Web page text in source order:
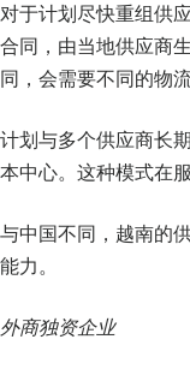
对于计划尽快重组供
合同，由当地供应商
同，会需要不同的物
计划与多个供应商长
本中心。这种模式在
与中国不同，越南的
能力。
外商独资企业